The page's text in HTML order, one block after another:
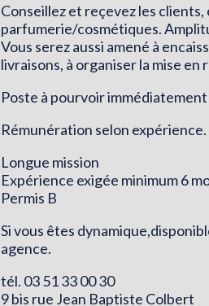
Conseillez et reçevez les
parfumerie/cosmétiques.
Vous serez aussi amené à
livraisons, à organiser la mise
Poste à pourvoir immédiatement
Rémunération selon expérience.
Longue mission
Expérience exigée minimum 6
Permis B
Si vous êtes
agence.
tél. 03 51 33 00 30
9 bis rue Jean Baptiste Colbert